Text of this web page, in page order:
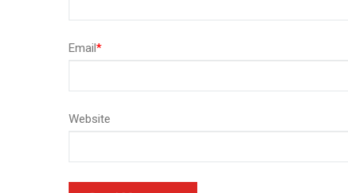
Email*
Website